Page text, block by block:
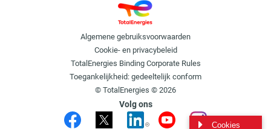
Algemene gebruiksvoorwaarden
Cookie- en privacybeleid
TotalEnergies Binding Corporate Rules
Toegankelijkheid: gedeeltelijk conform
© TotalEnergies © 2026
Volg ons
Cookies